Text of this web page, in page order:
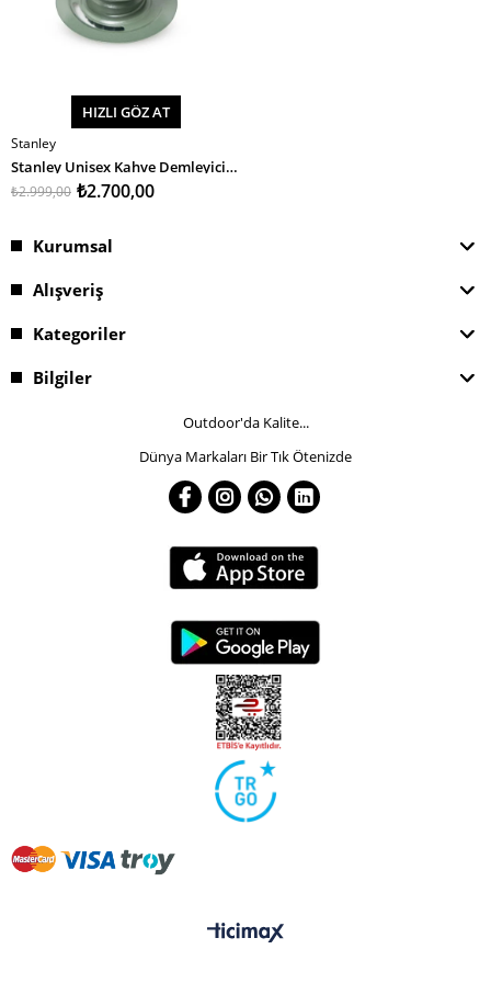
SEPETE EKLE
HIZLI GÖZ AT
Stanley
Stanley Unisex Kahve Demleyici Stan Classic Pour Over H.Green Eu
₺2.700,00
₺2.999,00
Kurumsal
Alışveriş
Kategoriler
Bilgiler
Outdoor'da Kalite...
Dünya Markaları Bir Tık Ötenizde